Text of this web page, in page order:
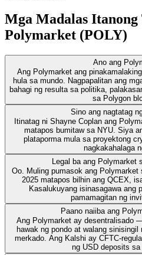
Mga Madalas Itanong
Polymarket (POLY)
Ano ang
Ang Polymarket ang
hula sa mundo. Nagpapalitan ang
bahagi ng resulta sa politika,
sa Polygon
Sino ang nagtatag
Itinatag ni Shayne Coplan ang
matapos bumitaw sa NYU. Siya
plataporma mula sa proyektong
nagkakahalaga
Legal ba ang Polymarket
Oo. Muling pumasok ang Polymarket
2025 matapos bilhin ang QCEX,
Kasalukuyang isinasagawa ang
pamamagitan ng
Paano naiiba ang
Ang Polymarket ay desentralisado
hawak ng pondo at walang
merkado. Ang Kalshi ay CFTC-
ng USD deposits